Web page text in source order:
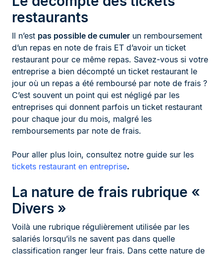
restaurants
Il n’est pas possible de cumuler un remboursement
d’un repas en note de frais ET d’avoir un ticket
restaurant pour ce même repas. Savez-vous si votre
entreprise a bien décompté un ticket restaurant le
jour où un repas a été remboursé par note de frais ?
C’est souvent un point qui est négligé par les
entreprises qui donnent parfois un ticket restaurant
pour chaque jour du mois, malgré les
remboursements par note de frais.
Pour aller plus loin, consultez notre guide sur les
tickets restaurant en entreprise.
La nature de frais rubrique «
Divers »
Voilà une rubrique régulièrement utilisée par les
salariés lorsqu’ils ne savent pas dans quelle
classification ranger leur frais. Dans cette nature de